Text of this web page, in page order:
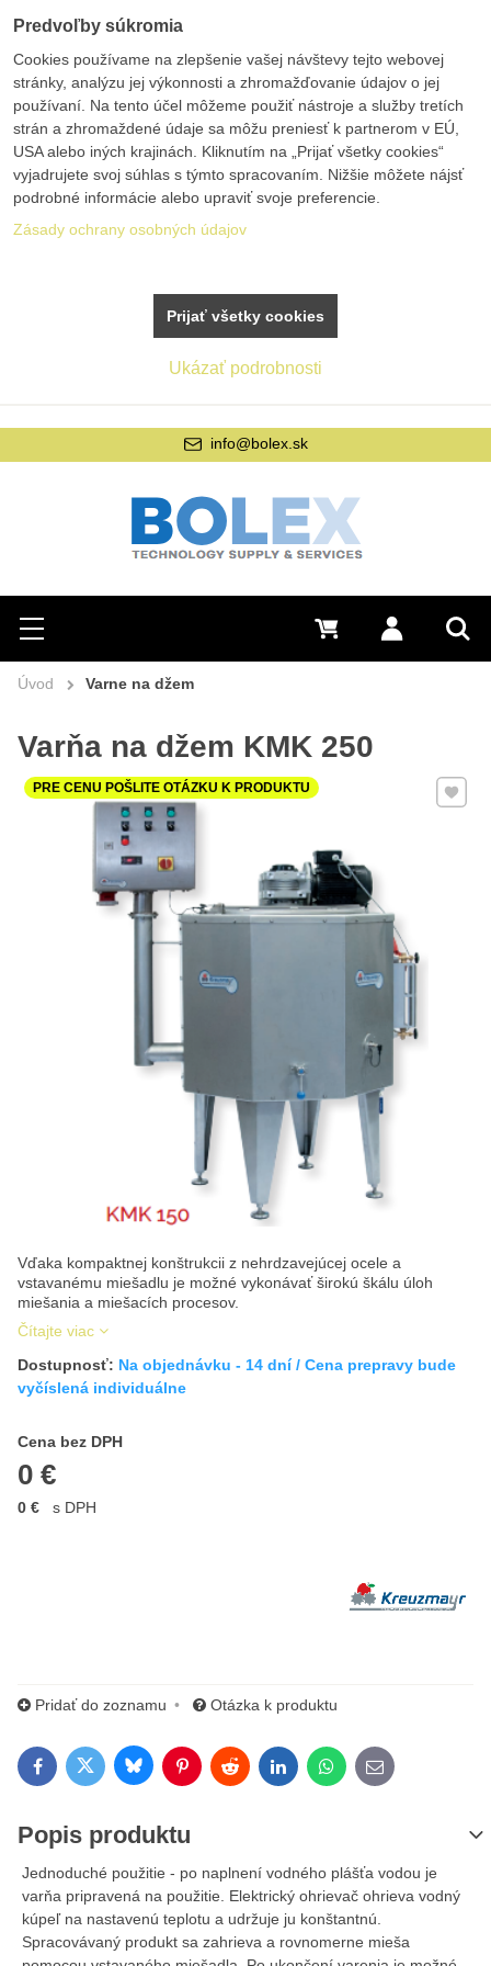
Hľadať
Menu Prihlásiť sa
0 €
+421 42 20 21 22 9
Úvod Varne na džem
Varňa na džem KMK 250
Vďaka kompaktnej konštrukcii z nehrdzavejúcej ocele a
vstavanému miešadlu je možné vykonávať širokú škálu úloh
miešania a miešacích procesov.
Čítajte viac
Pridať
PRE CENU POŠLITE OTÁZKU K PRODUKTU
Dostupnosť: Na objednávku - 14 dní / Cena prepravy bude
vyčíslená individuálne
Cena bez DPH
0 €
Cena s DPH
0 € s DPH
Pridať do zoznamu Otázka k produktu
FacebookTwitterBlueskyPinterestRedditLinkedInWhatsApp
E-mail
Popis produktu
Jednoduché použitie - po naplnení vodného plášťa vodou je
varňa pripravená na použitie. Elektrický ohrievač ohrieva vodný
kúpeľ na nastavenú teplotu a udržuje ju konštantnú.
Spracovávaný produkt sa zahrieva a rovnomerne mieša
Predvoľby súkromia
Cookies používame na zlepšenie vašej návštevy tejto webovej
stránky, analýzu jej výkonnosti a zhromažďovanie údajov o jej
používaní. Na tento účel môžeme použiť nástroje a služby tretích
strán a zhromaždené údaje sa môžu preniesť k partnerom v EÚ,
USA alebo iných krajinách. Kliknutím na „Prijať všetky cookies“
vyjadrujete svoj súhlas s týmto spracovaním. Nižšie môžete nájsť
podrobné informácie alebo upraviť svoje preferencie.
Zásady ochrany osobných údajov
Ukázať podrobnosti
Prijať všetky cookies